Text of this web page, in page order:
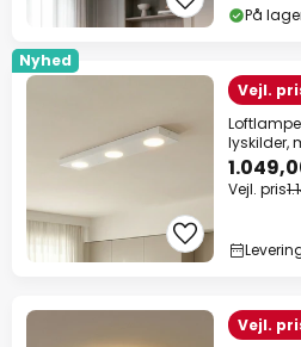
På
Nyhed
Vejl.
Loftlampe
lyskilder,
Vejl. pris
Vejl.